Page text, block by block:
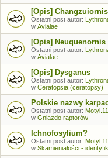
[Opis] Changzuiornis
Ostatni post autor:
w Avialae
[Opis] Neuquenornis
Ostatni post autor:
w Avialae
[Opis] Dysganus
Ostatni post autor:
w Ceratopsia (ceratopsy)
Polskie nazwy
Ostatni post autor: Motyl.11
w Gniazdo raptorów
Ichnofosylium?
Ostatni post autor: Motyl.11
w Skamieniałości -